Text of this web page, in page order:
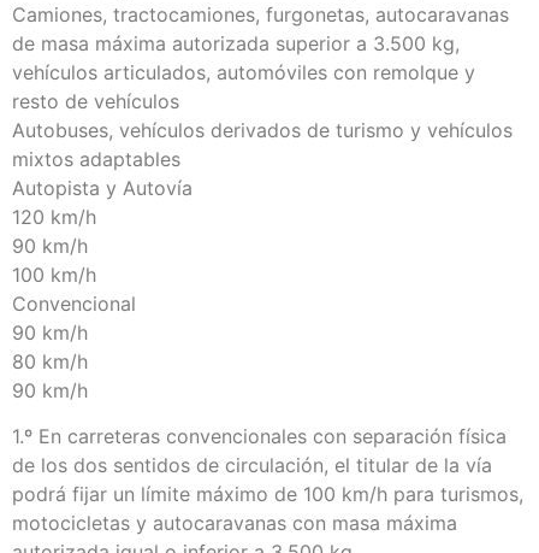
Camiones, tractocamiones, furgonetas, autocaravanas
de masa máxima autorizada superior a 3.500 kg,
vehículos articulados, automóviles con remolque y
resto de vehículos
Autobuses, vehículos derivados de turismo y vehículos
mixtos adaptables
Autopista y Autovía
120 km/h
90 km/h
100 km/h
Convencional
90 km/h
80 km/h
90 km/h
1.º En carreteras convencionales con separación física
de los dos sentidos de circulación, el titular de la vía
podrá fijar un límite máximo de 100 km/h para turismos,
motocicletas y autocaravanas con masa máxima